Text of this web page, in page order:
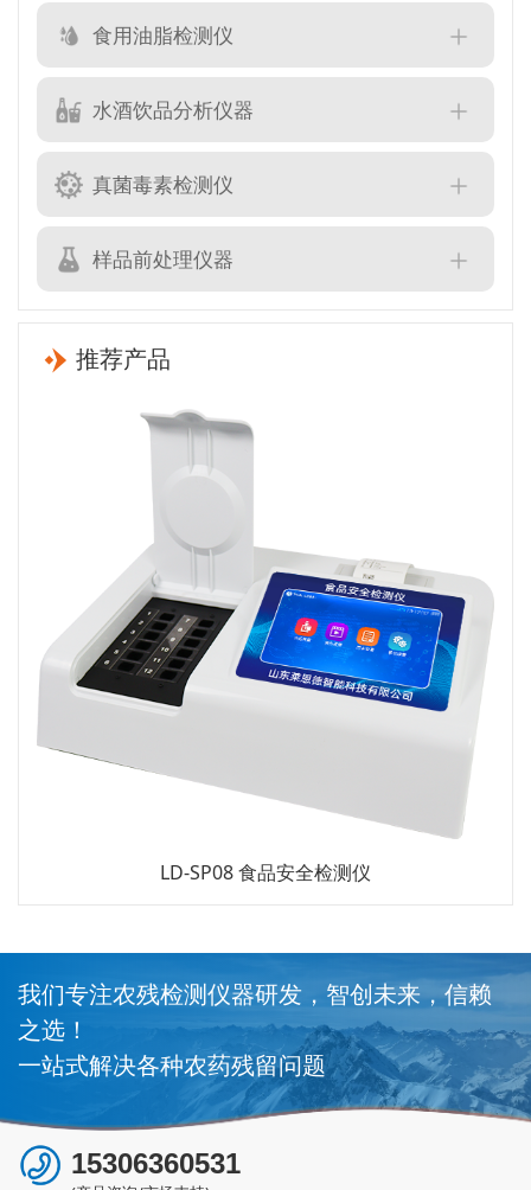
食用油脂检测仪
水酒饮品分析仪器
真菌毒素检测仪
样品前处理仪器
推荐产品
LD-LMS 水产品氯霉
我们专注农残检测仪器研发，智创未来，信赖
之选！
一站式解决各种农药残留问题
15306360531